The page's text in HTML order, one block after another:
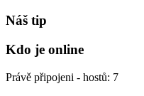
Náš tip
Kdo je online
Právě připojeni - hostů: 7